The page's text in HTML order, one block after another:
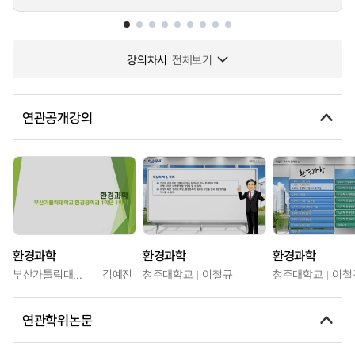
강의차시 전체보기
연관공개강의
환경과학
부산가톨릭대학교 김예진
환경과학
청주대학교 이철규
환경과학
청주대학교 이
연관학위논문